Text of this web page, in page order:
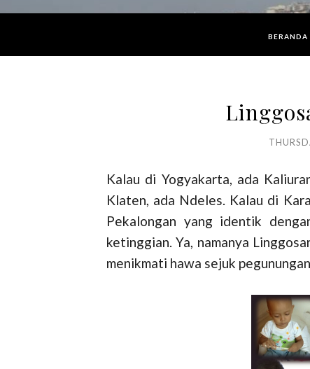
BERANDA
Kalau di Yogyakarta, ada
Klaten, ada Ndeles. Kalau di
Pekalongan yang identik
ketinggian. Ya, namanya
menikmati hawa sejuk